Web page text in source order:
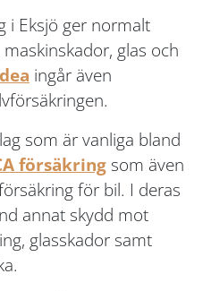
i Eksjö ger normalt
glas och
ingår även
som är vanliga bland
försäkring som även
för bil. I deras
annat skydd mot
glasskador samt